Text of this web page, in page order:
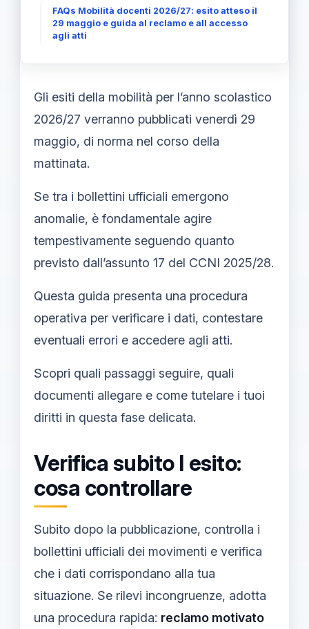
FAQs Mobilità docenti 2026/27: esito atteso il
29 maggio e guida al reclamo e all accesso
agli atti
Gli esiti della mobilità per l’anno scolastico
2026/27 verranno pubblicati venerdì 29
maggio, di norma nel corso della
mattinata.
Se tra i bollettini ufficiali emergono
anomalie, è fondamentale agire
tempestivamente seguendo quanto
previsto dall’assunto 17 del CCNI 2025/28.
Questa guida presenta una procedura
operativa per verificare i dati, contestare
eventuali errori e accedere agli atti.
Scopri quali passaggi seguire, quali
documenti allegare e come tutelare i tuoi
diritti in questa fase delicata.
Verifica subito l esito:
cosa controllare
Subito dopo la pubblicazione, controlla i
bollettini ufficiali dei movimenti e verifica
che i dati corrispondano alla tua
situazione. Se rilevi incongruenze, adotta
una procedura rapida: reclamo motivato